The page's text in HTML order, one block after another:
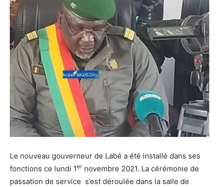
Le nouveau gouverneur de Labé a été installé dans ses
fonctions ce lundi 1er novembre 2021. La cérémonie de
passation de service s’est déroulée dans la salle de